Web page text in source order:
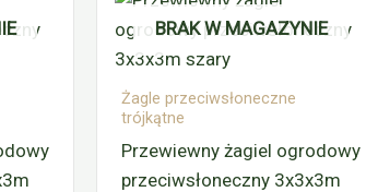
BRAK W MAGAZYNIE
Żagle przeciwsłoneczne
trójkątne
Przewiewny żagiel ogrodowy
przeciwsłoneczny 3x3x3m